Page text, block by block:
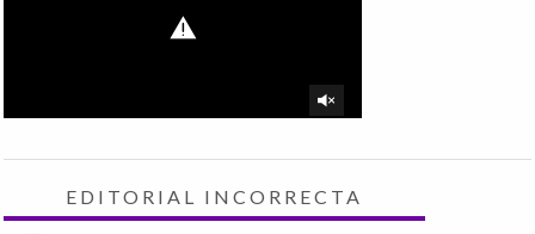
EDITORIAL INCORRECTA